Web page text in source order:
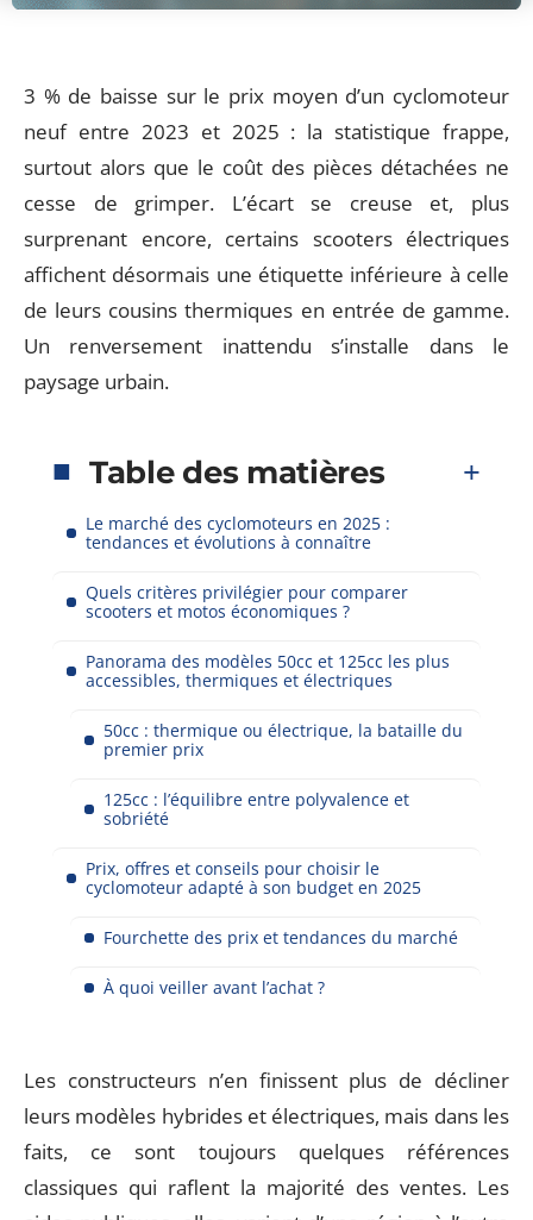
3 % de baisse sur le prix moyen d’un cyclomoteur
neuf entre 2023 et 2025 : la statistique frappe,
surtout alors que le coût des pièces détachées ne
cesse de grimper. L’écart se creuse et, plus
surprenant encore, certains scooters électriques
affichent désormais une étiquette inférieure à celle
de leurs cousins thermiques en entrée de gamme.
Un renversement inattendu s’installe dans le
paysage urbain.
Table des matières
Le marché des cyclomoteurs en 2025 :
tendances et évolutions à connaître
Quels critères privilégier pour comparer
scooters et motos économiques ?
Panorama des modèles 50cc et 125cc les plus
accessibles, thermiques et électriques
50cc : thermique ou électrique, la bataille du
premier prix
125cc : l’équilibre entre polyvalence et
sobriété
Prix, offres et conseils pour choisir le
cyclomoteur adapté à son budget en 2025
Fourchette des prix et tendances du marché
À quoi veiller avant l’achat ?
Les constructeurs n’en finissent plus de décliner
leurs modèles hybrides et électriques, mais dans les
faits, ce sont toujours quelques références
classiques qui raflent la majorité des ventes. Les